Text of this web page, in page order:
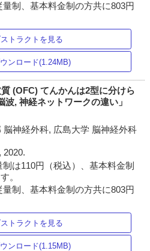
制、基本料金制の方共に803円
トラクトを見る
ンロード(1.24MB)
(OFC) てんかんは2型に分けら
, 神経ネットワークの違い」
神経外科, 広島大学 脳神経外科
2020.
は110円（税込）、基本料金制
。
制、基本料金制の方共に803円
トラクトを見る
ンロード(1.15MB)